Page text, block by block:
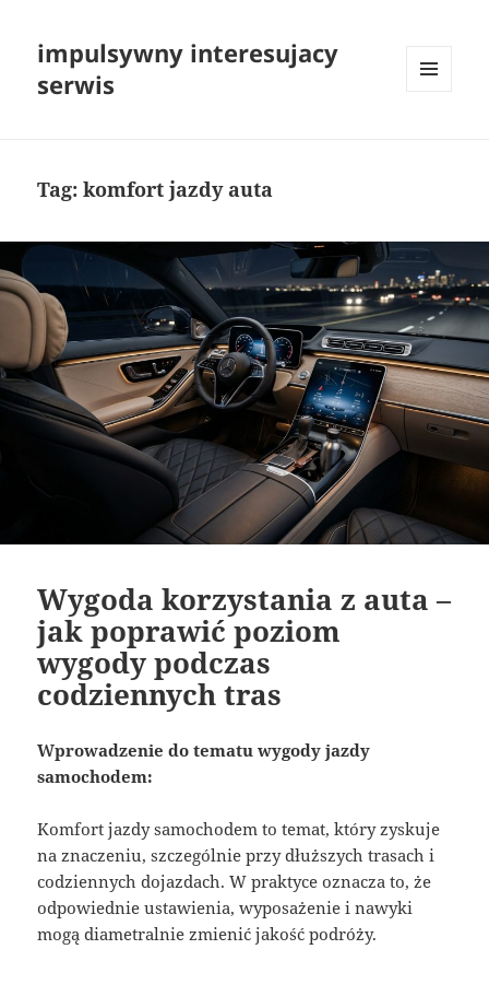
impulsywny interesujacy
serwis
Tag:komfort jazdy auta
Wygoda korzystania z auta –
jak poprawić poziom
wygody podczas
codziennych tras
Wprowadzenie do tematu wygody jazdy
samochodem:
Komfort jazdy samochodem to temat, który zyskuje
na znaczeniu, szczególnie przy dłuższych trasach i
codziennych dojazdach. W praktyce oznacza to, że
odpowiednie ustawienia, wyposażenie i nawyki
mogą diametralnie zmienić jakość podróży.